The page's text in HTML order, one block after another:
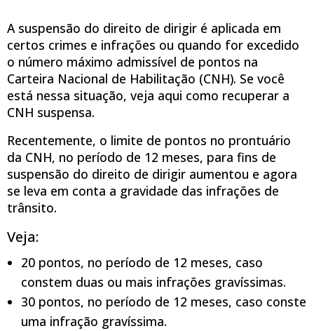
A suspensão do direito de dirigir é aplicada em
certos crimes e infrações ou quando for excedido
o número máximo admissível de pontos na
Carteira Nacional de Habilitação (CNH). Se você
está nessa situação, veja aqui como recuperar a
CNH suspensa.
Recentemente, o limite de pontos no prontuário
da CNH, no período de 12 meses, para fins de
suspensão do direito de dirigir aumentou e agora
se leva em conta a gravidade das infrações de
trânsito.
Veja:
20 pontos, no período de 12 meses, caso
constem duas ou mais infrações gravíssimas.
30 pontos, no período de 12 meses, caso conste
uma infração gravíssima.